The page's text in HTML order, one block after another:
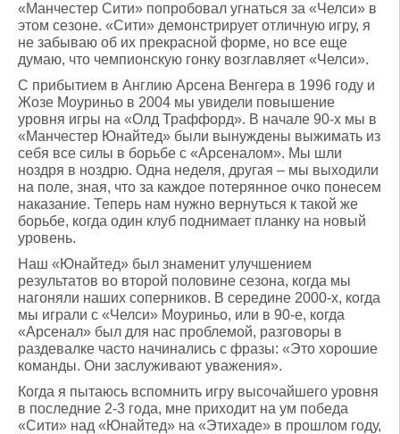
«Манчестер Сити» попробовал угнаться за «Челси» в
этом сезоне. «Сити» демонстрирует отличную игру, я
не забываю об их прекрасной форме, но все еще
думаю, что чемпионскую гонку возглавляет «Челси».
С прибытием в Англию Арсена Венгера в 1996 году и
Жозе Моуриньо в 2004 мы увидели повышение
уровня игры на «Олд Траффорд». В начале 90-х мы в
«Манчестер Юнайтед» были вынуждены выжимать из
себя все силы в борьбе с «Арсеналом». Мы шли
ноздря в ноздрю. Одна неделя, другая – мы выходили
на поле, зная, что за каждое потерянное очко понесем
наказание. Теперь нам нужно вернуться к такой же
борьбе, когда один клуб поднимает планку на новый
уровень.
Наш «Юнайтед» был знаменит улучшением
результатов во второй половине сезона, когда мы
нагоняли наших соперников. В середине 2000-х, когда
мы играли с «Челси» Моуриньо, или в 90-е, когда
«Арсенал» был для нас проблемой, разговоры в
раздевалке часто начинались с фразы: «Это хорошие
команды. Они заслуживают уважения».
Когда я пытаюсь вспомнить игру высочайшего уровня
в последние 2-3 года, мне приходит на ум победа
«Сити» над «Юнайтед» на «Этихаде» в прошлом году,